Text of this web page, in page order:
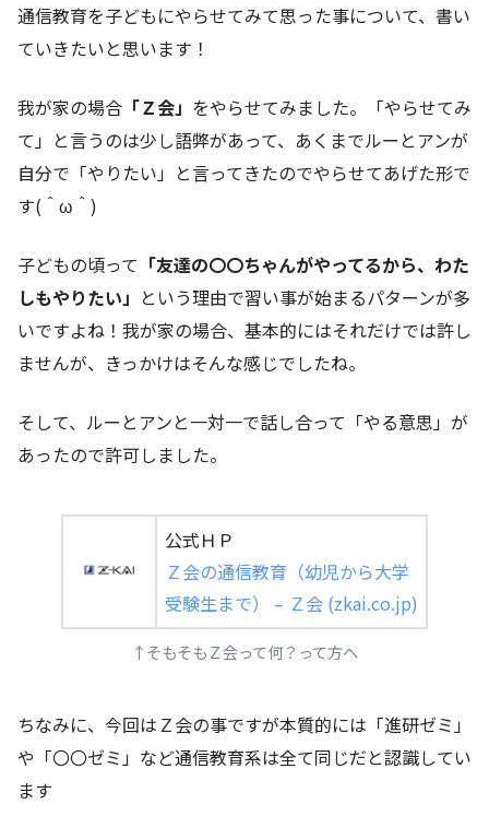
通信教育を子どもにやらせてみて思った事について、書い
ていきたいと思います！
我が家の場合 「Ｚ会」 をやらせてみました。「やらせてみ
て」と言うのは少し語弊があって、あくまでルーとアンが
自分で「やりたい」と言ってきたのでやらせてあげた形で
す(＾ω＾)
子どもの頃って 「友達の〇〇ちゃんがやってるから、わた
しもやりたい」 という理由で習い事が始まるパターンが多
いですよね！我が家の場合、基本的にはそれだけでは許し
ませんが、きっかけはそんな感じでしたね。
そして、ルーとアンと一対一で話し合って「やる意思」が
あったので許可しました。
公式ＨＰ
Ｚ会の通信教育（幼児から大学
受験生まで） – Ｚ会 (zkai.co.jp)
↑そもそもＺ会って何？って方へ
ちなみに、今回はＺ会の事ですが本質的には「進研ゼミ」
や「〇〇ゼミ」など通信教育系は全て同じだと認識してい
ます